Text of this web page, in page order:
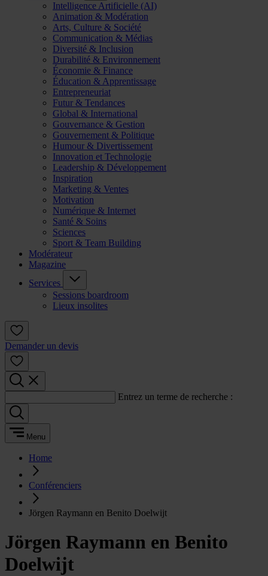
Intelligence Artificielle (AI)
Animation & Modération
Arts, Culture & Société
Communication & Médias
Diversité & Inclusion
Durabilité & Environnement
Économie & Finance
Éducation & Apprentissage
Entrepreneuriat
Futur & Tendances
Global & International
Gouvernance & Gestion
Gouvernement & Politique
Humour & Divertissement
Innovation et Technologie
Leadership & Développement
Inspiration
Marketing & Ventes
Motivation
Numérique & Internet
Santé & Soins
Sciences
Sport & Team Building
Modérateur
Magazine
Services
Sessions boardroom
Lieux insolites
Demander un devis
Entrez un terme de recherche :
Menu
Home
Conférenciers
Jörgen Raymann en Benito Doelwijt
Jörgen Raymann en Benito
Doelwijt